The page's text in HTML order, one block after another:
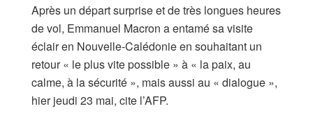
Après un départ surprise et de très longues heures
de vol, Emmanuel Macron a entamé sa visite
éclair en Nouvelle-Calédonie en souhaitant un
retour « le plus vite possible » à « la paix, au
calme, à la sécurité », mais aussi au « dialogue »,
hier jeudi 23 mai, cite l’AFP.